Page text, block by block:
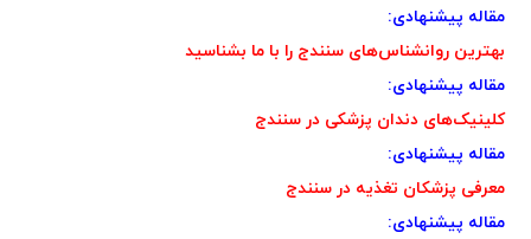
مقاله پیشنهادی:
بهترین روانشناس‌های سنندج را با ما بشناسید
مقاله پیشنهادی:
کلینیک‌‌های دندان پزشکی در سنندج
مقاله پیشنهادی:
معرفی پزشکان تغذیه در سنندج
مقاله پیشنهادی: